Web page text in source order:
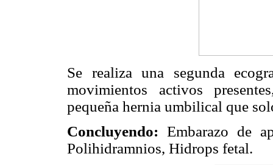
Se realiza una segunda
movimientos activos
pequeña hernia umbilical que
Concluyendo: Embarazo de
Polihidramnios, Hidrops fetal.